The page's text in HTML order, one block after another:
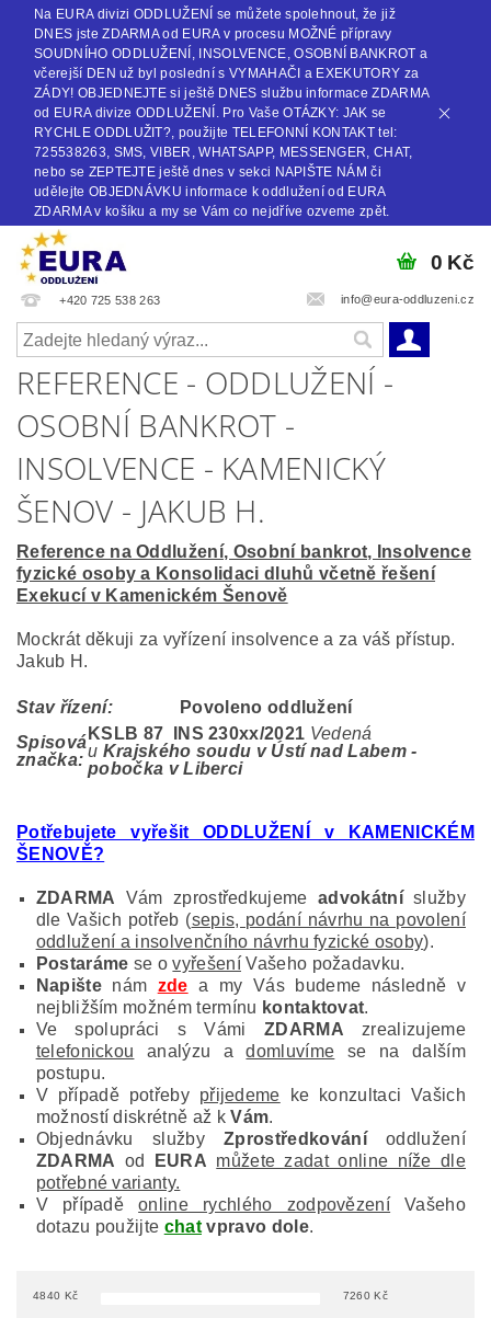
Na EURA divizi ODDLUŽENÍ se můžete spolehnout, že již
DNES jste ZDARMA od EURA v procesu MOŽNÉ přípravy
SOUDNÍHO ODDLUŽENÍ, INSOLVENCE, OSOBNÍ BANKROT a
včerejší DEN už byl poslední s VYMAHAČI a EXEKUTORY za
ZÁDY! OBJEDNEJTE si ještě DNES službu informace ZDARMA
od EURA divize ODDLUŽENÍ. Pro Vaše OTÁZKY: JAK se
RYCHLE ODDLUŽIT?, použijte TELEFONNÍ KONTAKT tel:
725538263, SMS, VIBER, WHATSAPP, MESSENGER, CHAT,
nebo se ZEPTEJTE ještě dnes v sekci NAPIŠTE NÁM či
udělejte OBJEDNÁVKU informace k oddlužení od EURA
ZDARMA v košíku a my se Vám co nejdříve ozveme zpět.
+420 725 538 263 info@eura-oddluzeni.cz
0 Kč
REFERENCE - ODDLUŽENÍ -
OSOBNÍ BANKROT -
INSOLVENCE - KAMENICKÝ
ŠENOV - JAKUB H.
Reference na Oddlužení, Osobní bankrot, Insolvence
fyzické osoby a Konsolidaci dluhů včetně řešení
Exekucí v Kamenickém Šenově
Mockrát děkuji za vyřízení insolvence a za váš přístup.
Jakub H.
Stav řízení:
Povoleno oddlužení
Spisová
značka:
KSLB 87 INS 230xx/2021 Vedená
u Krajského soudu v Ústí nad Labem -
pobočka v Liberci
Potřebujete vyřešit ODDLUŽENÍ v KAMENICKÉM
ŠENOVĚ?
ZDARMA Vám zprostředkujeme advokátníslužby
dle Vašich potřeb (sepis, podání návrhu na povolení
oddlužení a insolvenčního návrhu fyzické osoby).
Postaráme se ovyřešeníVašeho požadavku.
Napištenám zde a my Vás budeme následně v
nejbližším možném termínu kontaktovat.
Ve spolupráci s Vámi ZDARMA zrealizujeme
telefonickou analýzu adomluvíme se na dalším
postupu.
V případě potřeby přijedeme ke konzultaci Vašich
možností diskrétně až kVám.
Objednávku služby
Zprostředkováníoddlužení
ZDARMA od EURA můžete zadat online níže dle
potřebné varianty.
V případěonline rychlého zodpovězení Vašeho
dotazu použijte chatvpravo dole.
4840 Kč 7260 Kč